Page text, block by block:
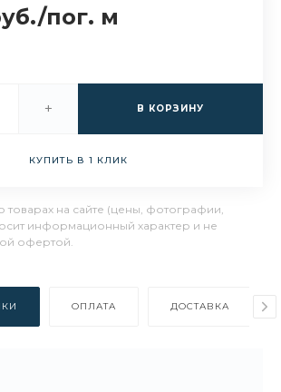
/пог. м
+ В КОРЗИНУ
КУПИТЬ В 1 КЛИК
на сайте (цены, фотографии,
информационный характер и не
офертой.
ОПЛАТА ДОСТАВКА